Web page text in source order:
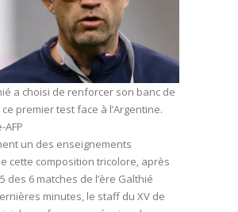
a choisi de renforcer son banc de
premier test face à l’Argentine.
un des enseignements
cette composition tricolore, après
des 6 matches de l’ère Galthié
minutes, le staff du XV de